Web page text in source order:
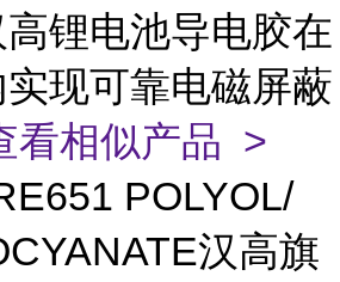
锂电池导电胶在
现可靠电磁屏蔽
看相似产品 >
POLYOL/
汉高旗